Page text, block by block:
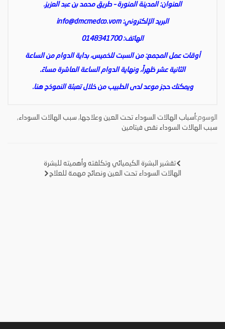
العنوان: المدينة المنورة – طريق محمد بن عبد العزيز.
البريد الإلكتروني:info@dmcmedco.vom
الهاتف: 0148341700
أوقات عمل المجمع: من السبت للخميس، بداية الدوام من الساعة
الثانية عشر ظهراً، ونهاية الدوام الساعة العاشرة مساءً.
ويمكنك حجز موعد لدى الطبيب من خلال تعبئة النموذجهنا.
الوسوم: أسباب الهالات السوداء تحت العين وعلاجها , سبب الهالات السوداء,
سبب الهالات السوداء نقص فيتامين
تصفّحتقشير البشرة الكيميائي وتكلفته وأهميته للبشرة
الهالات السوداء تحت العين ونصائح مهمة للعلاج